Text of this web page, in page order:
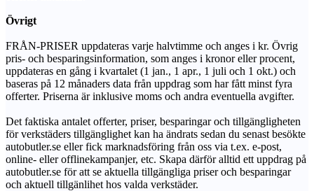
Övrigt
FRÅN-PRISER uppdateras varje halvtimme och anges i kr. Övrig
pris- och besparingsinformation, som anges i kronor eller procent,
uppdateras en gång i kvartalet (1 jan., 1 apr., 1 juli och 1 okt.) och
baseras på 12 månaders data från uppdrag som har fått minst fyra
offerter. Priserna är inklusive moms och andra eventuella avgifter.
Det faktiska antalet offerter, priser, besparingar och tillgängligheten
för verkstäders tillgänglighet kan ha ändrats sedan du senast besökte
autobutler.se eller fick marknadsföring från oss via t.ex. e-post,
online- eller offlinekampanjer, etc. Skapa därför alltid ett uppdrag på
autobutler.se för att se aktuella tillgängliga priser och besparingar
och aktuell tillgänlihet hos valda verkstäder.